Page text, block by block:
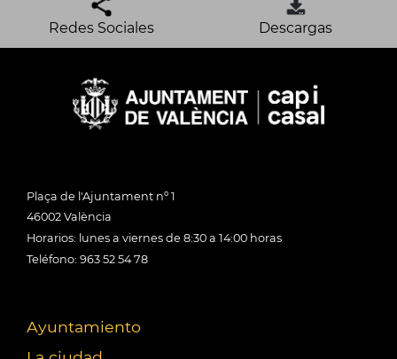
Redes Sociales Descargas
Plaça de l'Ajuntament nº 1
46002 València
Horarios: lunes a viernes de 8:30 a 14:00 horas
Teléfono: 963 52 54 78
Ayuntamiento